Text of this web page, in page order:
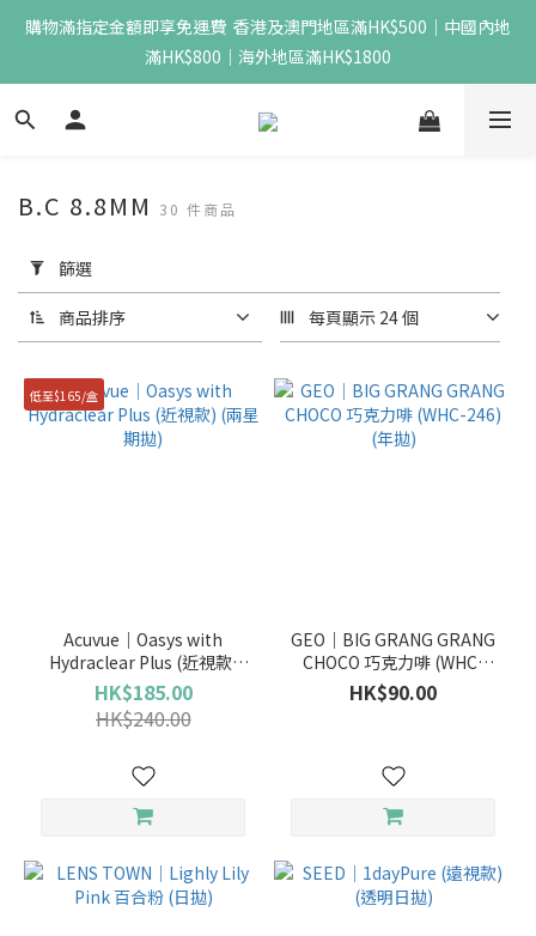
購物滿指定金額即享免運費  香港及澳門地區滿HK$500｜中國內地
滿HK$800｜海外地區滿HK$1800
用
篩
選
(0/20)
價格
(HK$)
牌
LENS
TOWN
(3)
ACUVUE
B.C 8.8MM 30 件商品
篩選
商品排序 每頁顯示 24 個
低至$165/盒
Acuvue｜Oasys with
Hydraclear Plus (近視款)
(兩星期拋)
HK$185.00
HK$240.00
GEO｜BIG GRANG GRANG
CHOCO 巧克力啡 (WHC-
246) (年拋)
HK$90.00